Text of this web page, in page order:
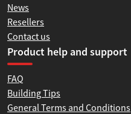
News
Resellers
Contact us
Product help and support
FAQ
Building Tips
General Terms and Conditions